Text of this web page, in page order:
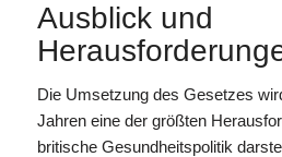
Ausblick und
Die Umsetzung des Gesetzes
Jahren eine der größten
britische Gesundheitspolitik